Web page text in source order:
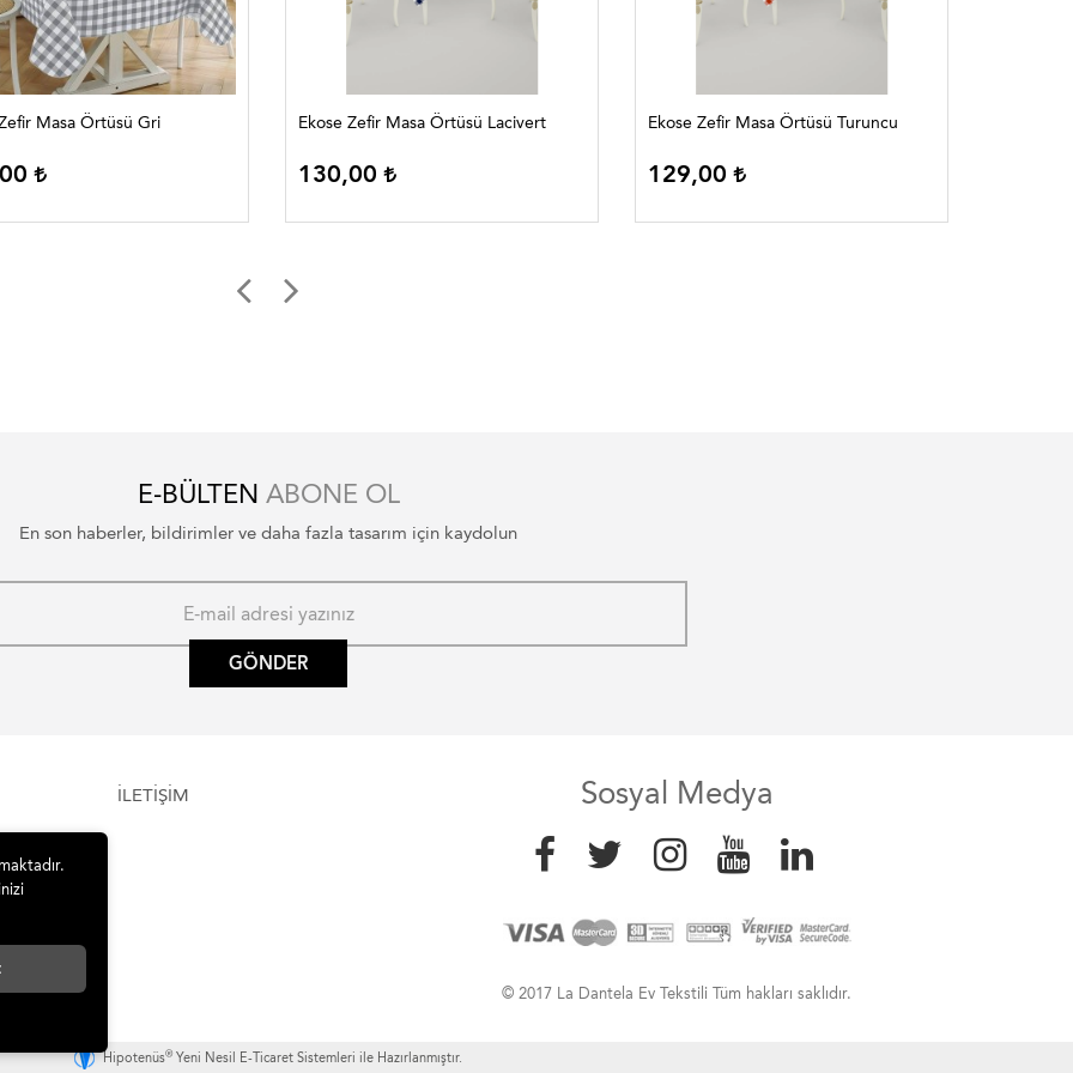
Masa Örtüsü Gri Ekose Zefir Masa Örtüsü Lacivert
130,00
Ekose Zefir Masa Örtüsü Turuncu
129,00
E-BÜLTEN ABONE OL
En son haberler, bildirimler ve daha fazla tasarım için kaydolun
GÖNDER
İLETİŞİM Sosyal Medya
© 2017 La Dantela Ev Tekstili Tüm hakları saklıdır.
Hipotenüs®Yeni Nesil E-Ticaret Sistemleri ile Hazırlanmıştır.